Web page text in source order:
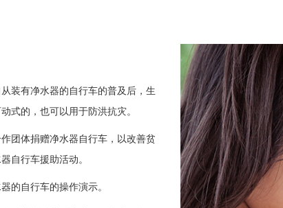
装有净水器的自行车的普及后，生
式的，也可以用于防洪抗灾。
团体捐赠净水器自行车，以改善贫
自行车援助活动。
的自行车的操作演示。